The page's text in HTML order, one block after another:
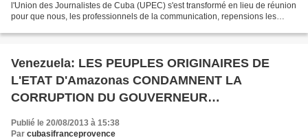
l'Union des Journalistes de Cuba (UPEC) s'est transformé en lieu de réunion
pour que nous, les professionnels de la communication, repensions les
Venezuela: LES PEUPLES ORIGINAIRES DE
L'ETAT D'Amazonas CONDAMNENT LA
CORRUPTION DU GOUVERNEUR
D'OPPOSITION
Publié le 20/08/2013 à 15:38
Par cubasifranceprovence